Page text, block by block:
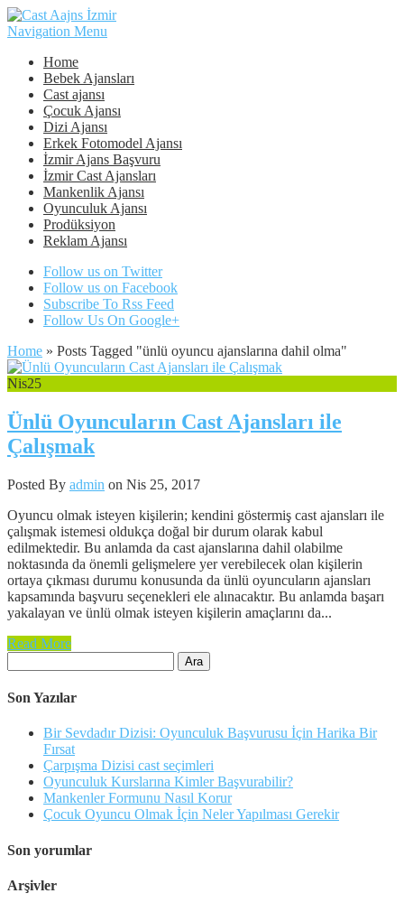
Navigation Menu
Home
Bebek Ajansları
Cast ajansı
Çocuk Ajansı
Dizi Ajansı
Erkek Fotomodel Ajansı
İzmir Ajans Başvuru
İzmir Cast Ajansları
Mankenlik Ajansı
Oyunculuk Ajansı
Prodüksiyon
Reklam Ajansı
Follow us on Twitter
Follow us on Facebook
Subscribe To Rss Feed
Follow Us On Google+
Home » Posts Tagged "ünlü oyuncu ajanslarına dahil olma"
Nis25
Ünlü Oyuncuların Cast Ajansları ile
Çalışmak
Posted By admin on Nis 25, 2017
Oyuncu olmak isteyen kişilerin; kendini göstermiş cast ajansları ile
çalışmak istemesi oldukça doğal bir durum olarak kabul
edilmektedir. Bu anlamda da cast ajanslarına dahil olabilme
noktasında da önemli gelişmelere yer verebilecek olan kişilerin
ortaya çıkması durumu konusunda da ünlü oyuncuların ajansları
kapsamında başvuru seçenekleri ele alınacaktır. Bu anlamda başarı
yakalayan ve ünlü olmak isteyen kişilerin amaçlarını da...
Read More
Son Yazılar
Bir Sevdadır Dizisi: Oyunculuk Başvurusu İçin Harika Bir
Fırsat
Çarpışma Dizisi cast seçimleri
Oyunculuk Kurslarına Kimler Başvurabilir?
Mankenler Formunu Nasıl Korur
Çocuk Oyuncu Olmak İçin Neler Yapılması Gerekir
Son yorumlar
Arşivler